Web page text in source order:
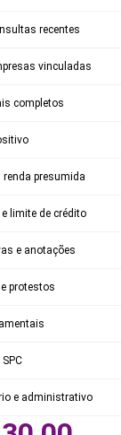
recentes
vinculadas
completos
presumida
limite de crédito
e anotações
protestos
e administrativo